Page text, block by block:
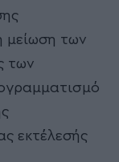
μείωση των
των
εκτέλεσής